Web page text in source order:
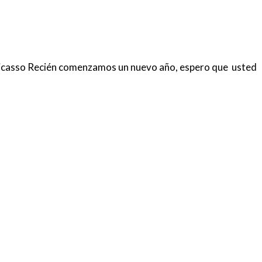
Recién comenzamos un nuevo año, espero que usted